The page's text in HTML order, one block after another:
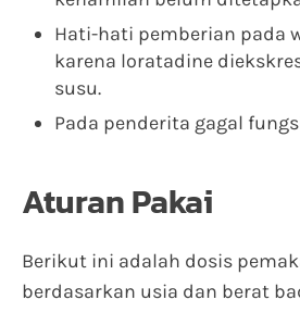
Hati-hati pemberian pada
karena loratadine
susu.
Pada penderita gagal
Aturan Pakai
Berikut ini adalah dosis
berdasarkan usia dan berat